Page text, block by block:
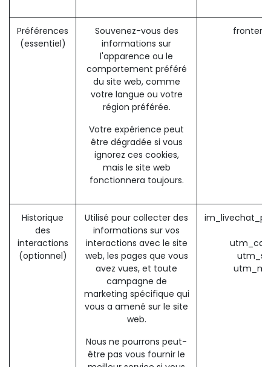
Préférences
(essentiel)
Souvenez-vous des
informations sur
l'apparence ou le
comportement préféré
du site web, comme
votre langue ou votre
région préférée.
Votre expérience peut
être dégradée si vous
ignorez ces cookies,
mais le site web
fonctionnera toujours.
Historique
des
interactions
(optionnel)
Utilisé pour collecter des
informations sur vos
interactions avec le site
web, les pages que vous
avez vues, et toute
campagne de
marketing spécifique qui
vous a amené sur le site
web.
Nous ne pourrons peut-
être pas vous fournir le